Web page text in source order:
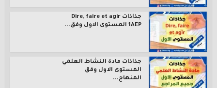
جذاذات Dire, faire et agir
1AEP المستوى الاول وفق...
جذاذات مادة النشاط العلمي
المستوى الاول وفق
المنهاج...